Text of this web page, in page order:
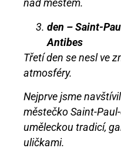
nad městem.
den – Saint-
Antibes
Třetí den se nesl ve
atmosféry.
Nejprve jsme
městečko Saint-
uměleckou tradicí,
uličkami.